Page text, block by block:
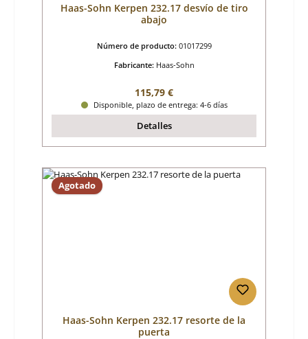
Haas-Sohn Kerpen 232.17 desvío de tiro
abajo
Número de producto: 01017299
Fabricante: Haas-Sohn
Precio normal:
115,79 €
Disponible, plazo de entrega: 4-6 días
Detalles
Agotado
Haas-Sohn Kerpen 232.17 resorte de la
puerta